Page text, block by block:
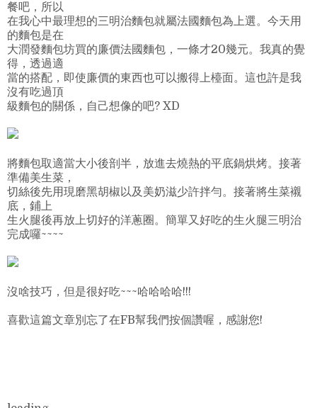
餐吧，所以
在我心中最理想的三明治麵包就屬法國麵包為上選。今天用
的麵包是在
大潤發麵包坊買的廉價法國麵包，一條才20幾元。我真的覺
得，透過適
當的搭配，即使廉價的東西也可以搬得上檯面。這也許是我
沒有吃過頂
級麵包的關係，自己想像的吧? XD
將麵包取適當大小後剖半，放進去燒熱的平底鍋烘烤。接著
準備美生菜，
切絲後先用現磨黑胡椒以及美奶滋少許拌勻。接著將生菜襯
底，鋪上
生火腿後再放上切好的洋蔥圈。簡單又好吃的生火腿三明治
完成囉~~~~
沒啥技巧，但是很好吃~~~哈哈哈哈!!!
喜歡這篇文章別忘了在FB幫我們按個讚喔，感謝您!